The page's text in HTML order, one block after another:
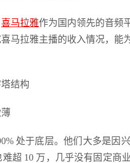
喜马拉雅作为国内领先的音频
马拉雅主播的收入情况，能
结构
处于底层。他们大多是因
超 10 万，几乎没有固定商